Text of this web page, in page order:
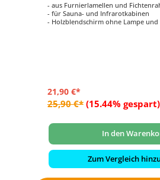
- aus Furnierlamellen und
- für Sauna- und Infrarotkabinen
- Holzblendschirm ohne Lampe
21,90 €*
25,90 €* (15.44% gespart)
In den
Zum Vergleich